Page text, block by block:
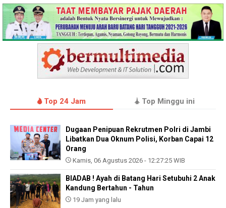
Top 24 Jam Top Minggu ini
Dugaan Penipuan Rekrutmen Polri di Jambi
Libatkan Dua Oknum Polisi, Korban Capai 12
Orang
Kamis, 06 Agustus 2026 - 12:27:25 WIB
BIADAB ! Ayah di Batang Hari Setubuhi 2 Anak
Kandung Bertahun - Tahun
19 Jam yang lalu